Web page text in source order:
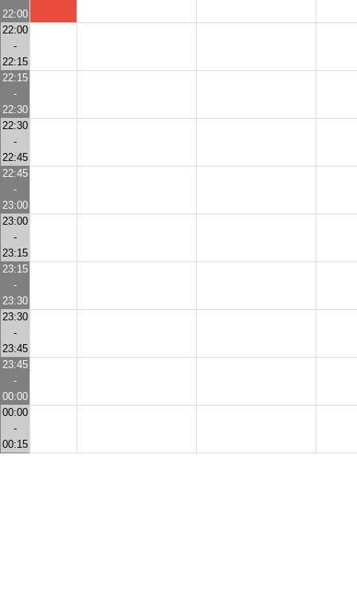
22:00
22:00
-
22:15
22:15
-
22:30
22:30
-
22:45
22:45
-
23:00
23:00
-
23:15
23:15
-
23:30
23:30
-
23:45
23:45
-
00:00
00:00
-
00:15